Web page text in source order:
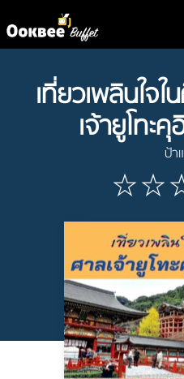
เที่ยวเพลินใจ
เจ้ายูโทะ
ป้า